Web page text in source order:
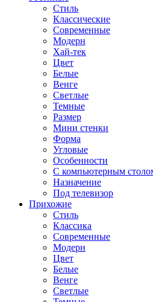
Стиль
Классические
Современные
Модерн
Хай-тек
Цвет
Белые
Венге
Светлые
Темные
Размер
Мини стенки
Форма
Угловые
Особенности
С компьютерным
Назначение
Под телевизор
Прихожие
Стиль
Классика
Современные
Модерн
Цвет
Белые
Венге
Светлые